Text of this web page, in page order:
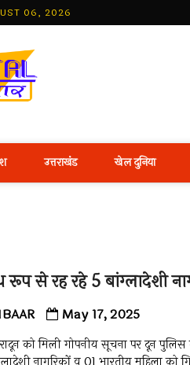
06, 2026
Best
उत्तराखंड खेल दुनिया
से रह रहे 5 बांग्लादेशी
May 17, 2025
को मिली गोपनीय सूचना पर दून